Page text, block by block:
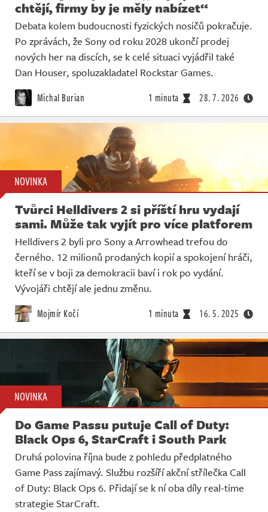
chtějí, firmy by je měly nabízet“
Debata kolem budoucnosti fyzických nosičů pokračuje.
Po zprávách, že Sony od roku 2028 ukončí prodej
nových her na discích, se k celé situaci vyjádřil také
Dan Houser, spoluzakladatel Rockstar Games.
Michal Burian 1 minuta 28. 7. 2026
NOVINKA
Tvůrci Helldivers 2 si příští hru vydají
sami. Může tak vyjít pro více platforem
Helldivers 2 byli pro Sony a Arrowhead trefou do
černého. 12 milionů prodaných kopií a spokojení hráči,
kteří se v boji za demokracii baví i rok po vydání.
Vývojáři chtějí ale jednu změnu.
Mojmír Kočí 1 minuta 16. 5. 2025
NOVINKA
Do Game Passu putuje Call of Duty:
Black Ops 6, StarCraft i South Park
Druhá polovina října bude z pohledu předplatného
Game Pass zajímavý. Službu rozšíří akční střílečka Call
of Duty: Black Ops 6. Přidají se k ní oba díly real-time
strategie StarCraft.